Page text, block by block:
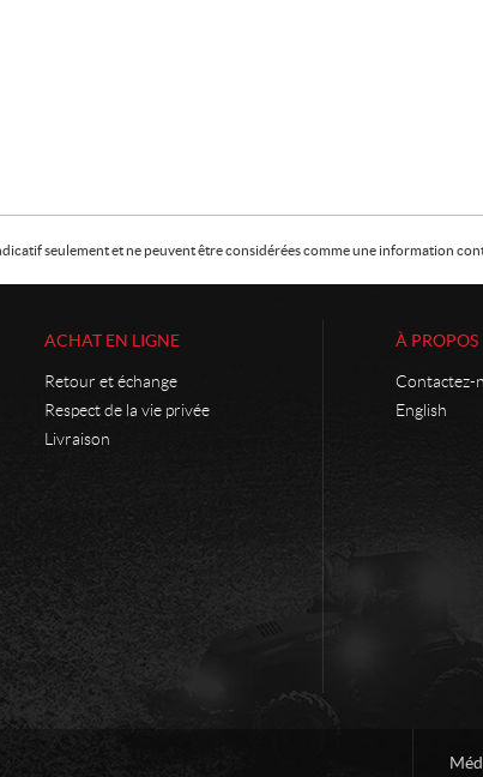
seulement et ne peuvent être considérées comme une information
ACHAT EN LIGNE
Retour et échange
Respect de la vie privée
Livraison
À PROPOS
Contactez-
English